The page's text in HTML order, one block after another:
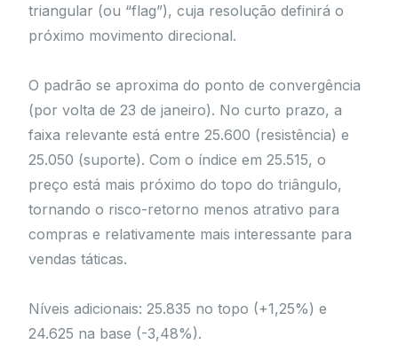
triangular (ou “flag”), cuja resolução definirá o
próximo movimento direcional.
O padrão se aproxima do ponto de convergência
(por volta de 23 de janeiro). No curto prazo, a
faixa relevante está entre 25.600 (resistência) e
25.050 (suporte). Com o índice em 25.515, o
preço está mais próximo do topo do triângulo,
tornando o risco-retorno menos atrativo para
compras e relativamente mais interessante para
vendas táticas.
Níveis adicionais: 25.835 no topo (+1,25%) e
24.625 na base (-3,48%).